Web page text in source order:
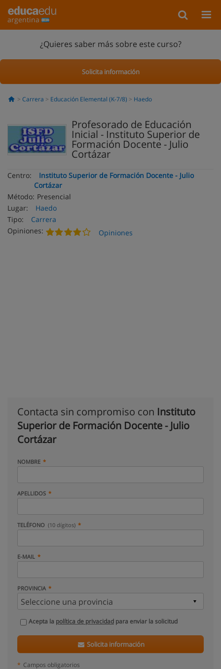
argentina
¿Quieres saber más sobre este curso?
Solicita información
Carrera Educación Elemental (K-7/8) Haedo
Profesorado de Educación
Inicial - Instituto Superior de
Formación Docente - Julio
Cortázar
Centro:
Instituto Superior de Formación Docente - Julio
Cortázar
Método: Presencial
Lugar:
Haedo
Tipo:
Carrera
Opiniones:
Opiniones
Contacta sin compromiso con Instituto
Superior de Formación Docente - Julio
Cortázar
NOMBRE
APELLIDOS
TELÉFONO (10 dígitos)
E-MAIL
PROVINCIA
Acepta la política de privacidad para enviar la solicitud
Solicita información
* Campos obligatorios